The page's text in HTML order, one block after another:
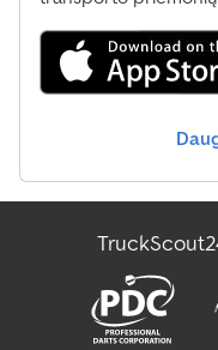
Spitzer Cisternos
Spitzer Savivartis
Spitzer Siloso
Trailor Siloso
Volvo Siloso Struktūra